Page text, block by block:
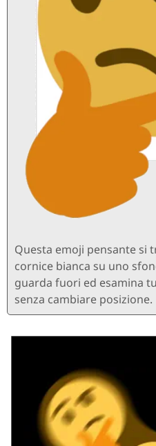
Questa emoji pensante si
cornice bianca su uno
guarda fuori ed esamina
senza cambiare posizione.